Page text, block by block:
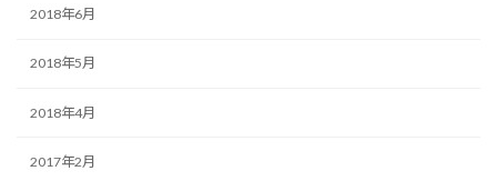
2018年6月
2018年5月
2018年4月
2017年2月